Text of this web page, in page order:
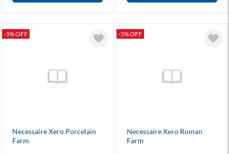
-5% OFF
Necessaire Xero Porcelain
Farm
-5% OFF
Necessaire Xero Roman
Farm